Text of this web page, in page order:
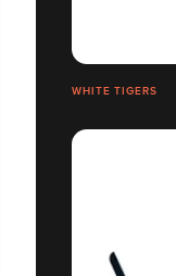
WHITE TIGERS